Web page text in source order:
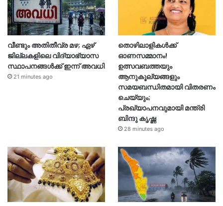
വീണ്ടും അതിതീവ്ര മഴ; ഏഴ്
ജില്ലകളിലെ വിദ്യാഭ്യാസ
സ്ഥാപനങ്ങൾക്ക് ഇന്ന് അവധി
21 minutes ago
തൊഴിലാളികൾക്ക്
ഓണസമ്മാനം!
ഉത്സവബത്തയും
ആനുകൂല്യങ്ങളും
സമയബന്ധിതമായി വിതരണം
ചെയ്യും;
പ്രഖ്യാപനവുമായി മന്ത്രി
ബിന്ദു കൃഷ്ണ
28 minutes ago